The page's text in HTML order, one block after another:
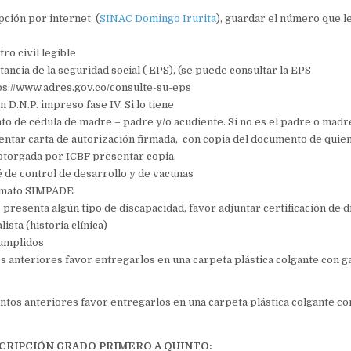
por internet. (SINAC Domingo Irurita), guardar el número que
civil legible
de la seguridad social ( EPS), (se puede consultar la EPS
www.adres.gov.co/consulte-su-eps
D.N.P. impreso fase IV. Si lo tiene
de cédula demadre – padre y/o acudiente. Si no es el padre o
carta de autorización firmada, con copia del documento de
por ICBF presentar copia.
de control de desarrollo y de vacunas
SIMPADE
presenta algún tipo de discapacidad, favor adjuntar certificación de
(historia clínica)
anteriores favor entregarlos en una carpeta plástica colgante con
anteriores favor entregarlos en una carpeta plástica colgante
GRADO PRIMERO A QUINTO: